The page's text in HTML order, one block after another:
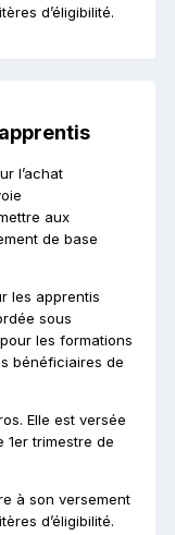
d’éligibilité.
l’achat
aux
de base
les apprentis
sous
les formations
bénéficiaires de
Elle est versée
1er trimestre de
à son versement
d’éligibilité.